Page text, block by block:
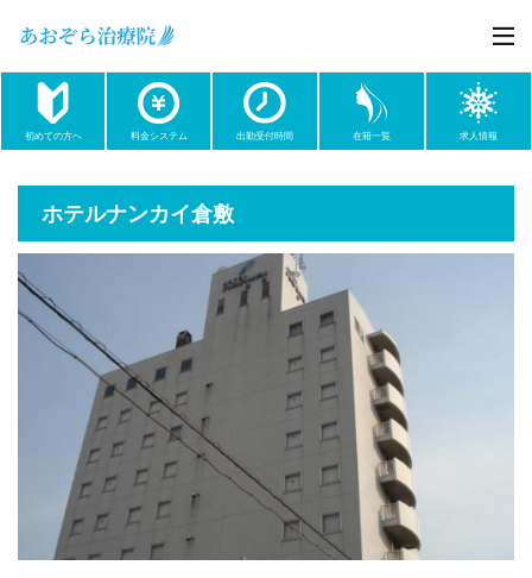
初めての方へ 料金システム 出勤受付時間 在籍一覧 求人情報
ホテルナンカイ倉敷